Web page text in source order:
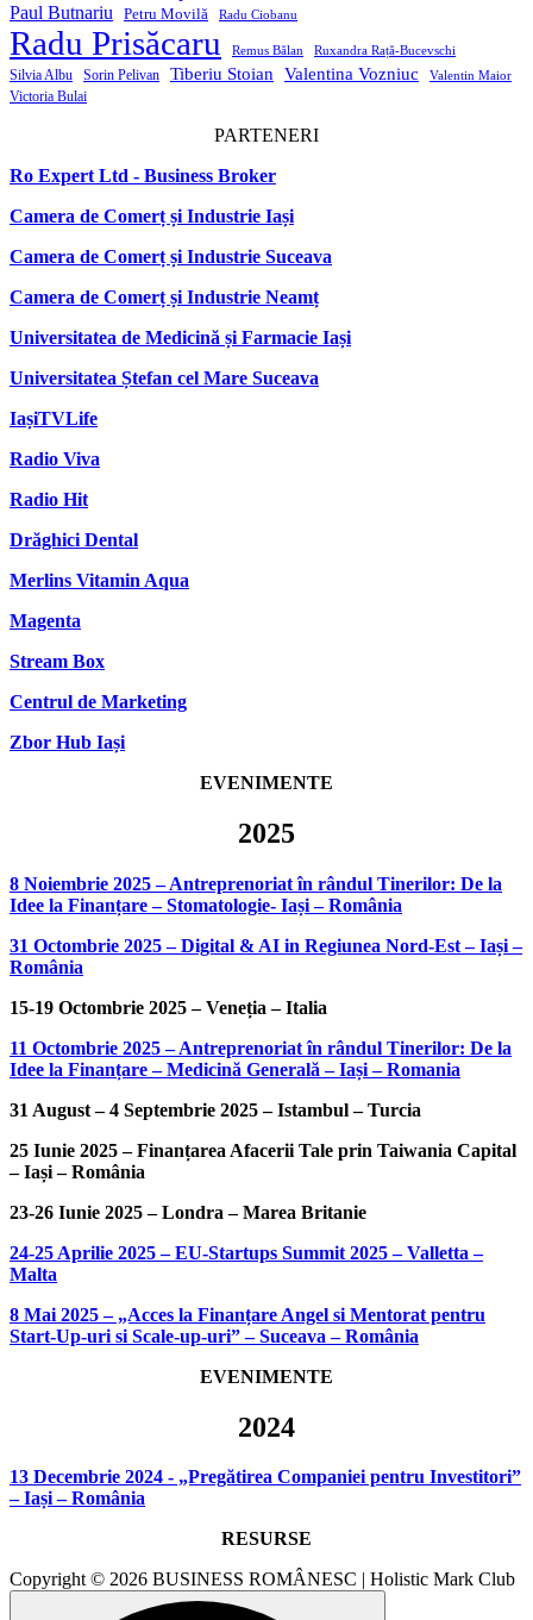
Paul Butnariu Petru Movilă Radu Ciobanu
Radu Prisăcaru Remus Bălan Ruxandra Rață-Bucevschi
Silvia Albu Sorin Pelivan Tiberiu Stoian Valentina Vozniuc Valentin Maior
Victoria Bulai
PARTENERI
Ro Expert Ltd - Business Broker
Camera de Comerț și Industrie Iași
Camera de Comerț și Industrie Suceava
Camera de Comerț și Industrie Neamț
Universitatea de Medicină și Farmacie Iași
Universitatea Ștefan cel Mare Suceava
IașiTVLife
Radio Viva
Radio Hit
Drăghici Dental
Merlins Vitamin Aqua
Magenta
Stream Box
Centrul de Marketing
Zbor Hub Iași
EVENIMENTE
2025
8 Noiembrie 2025 – Antreprenoriat în rândul Tinerilor: De la
Idee la Finanțare – Stomatologie- Iași – România
31 Octombrie 2025 – Digital & AI in Regiunea Nord-Est – Iași –
România
15-19 Octombrie 2025 – Veneția – Italia
11 Octombrie 2025 – Antreprenoriat în rândul Tinerilor: De la
Idee la Finanțare – Medicină Generală – Iași – Romania
31 August – 4 Septembrie 2025 – Istambul – Turcia
25 Iunie 2025 – Finanțarea Afacerii Tale prin Taiwania Capital
– Iași – România
23-26 Iunie 2025 – Londra – Marea Britanie
24-25 Aprilie 2025 – EU-Startups Summit 2025 – Valletta –
Malta
8 Mai 2025 – „Acces la Finanțare Angel si Mentorat pentru
Start-Up-uri si Scale-up-uri” – Suceava – România
EVENIMENTE
2024
13 Decembrie 2024 - „Pregătirea Companiei pentru Investitori”
– Iași – România
RESURSE
Copyright © 2026 BUSINESS ROMÂNESC | Holistic Mark Club